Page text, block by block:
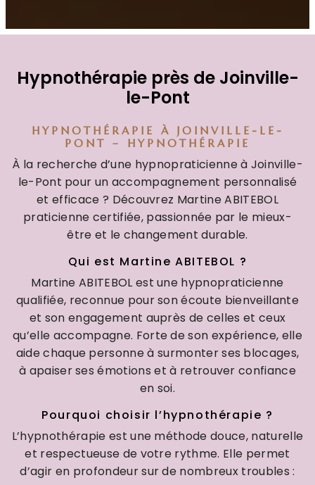
Hypnothérapie près de Joinville-
le-Pont
HYPNOTHÉRAPIE À JOINVILLE-LE-
PONT – HYPNOTHÉRAPIE
À la recherche d’une hypnopraticienne à Joinville-
le-Pont pour un accompagnement personnalisé
et efficace ? Découvrez Martine ABITEBOL
praticienne certifiée, passionnée par le mieux-
être et le changement durable.
Qui est Martine ABITEBOL ?
Martine ABITEBOL est une hypnopraticienne
qualifiée, reconnue pour son écoute bienveillante
et son engagement auprès de celles et ceux
qu’elle accompagne. Forte de son expérience, elle
aide chaque personne à surmonter ses blocages,
à apaiser ses émotions et à retrouver confiance
en soi.
Pourquoi choisir l’hypnothérapie ?
L’hypnothérapie est une méthode douce, naturelle
et respectueuse de votre rythme. Elle permet
d’agir en profondeur sur de nombreux troubles :